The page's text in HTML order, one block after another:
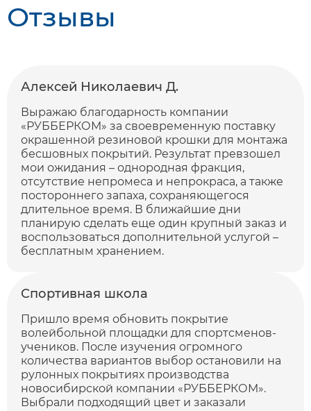
Отзывы
Алексей Николаевич Д.
Выражаю благодарность компании
«РУББЕРКОМ» за своевременную поставку
окрашенной резиновой крошки для монтажа
бесшовных покрытий. Результат превзошел
мои ожидания – однородная фракция,
отсутствие непромеса и непрокраса, а также
постороннего запаха, сохраняющегося
длительное время. В ближайшие дни
планирую сделать еще один крупный заказ и
воспользоваться дополнительной услугой –
бесплатным хранением.
Спортивная школа
Пришло время обновить покрытие
волейбольной площадки для спортсменов-
учеников. После изучения огромного
количества вариантов выбор остановили на
рулонных покрытиях производства
новосибирской компании «РУББЕРКОМ».
Выбрали подходящий цвет и заказали